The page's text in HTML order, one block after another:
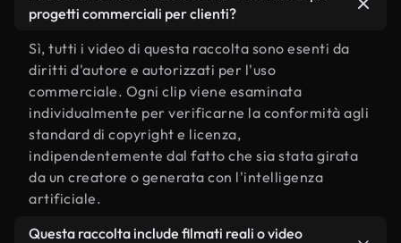
progetti commerciali per clienti?
Sì, tutti i video di questa raccolta sono esenti da
diritti d'autore e autorizzati per l'uso
commerciale. Ogni clip viene esaminata
individualmente per verificarne la conformità agli
standard di copyright e licenza,
indipendentemente dal fatto che sia stata girata
da un creatore o generata con l'intelligenza
artificiale.
Questa raccolta include filmati reali o video